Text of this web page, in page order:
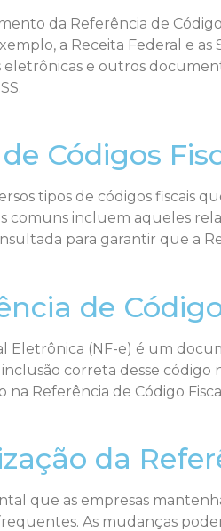
da Referência de
a Receita Federal e
eletrônicas e outros
Códigos
tipos de códigos fiscais
comuns incluem aqueles
para garantir que a
de
Eletrônica (NF-e) é um
inclusão correta desse código
na Referência de Código
da
que as empresas
As mudanças